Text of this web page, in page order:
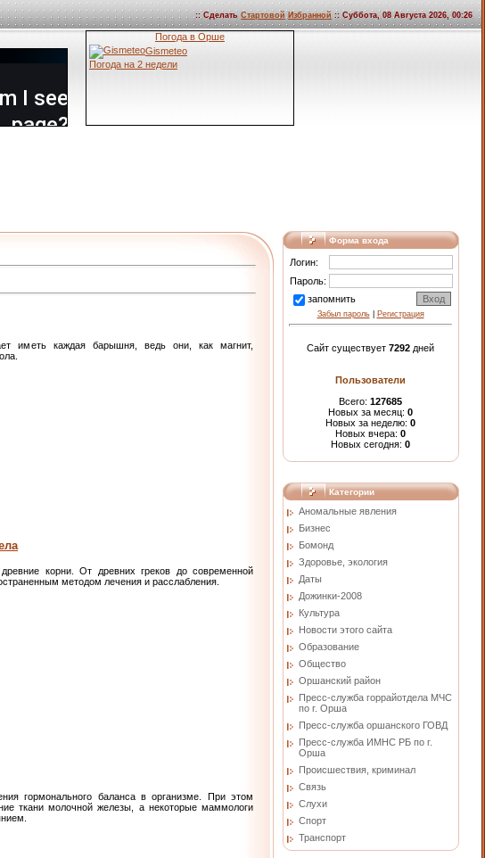
:: Сделать Стартовой Избранной :: Суббота, 08 Августа 2026, 00:26
Погода в Орше
Gismeteo
Погода на 2 недели
иметь каждая барышня, ведь они, как магнит,
корни. От древних греков до современной
методом лечения и расслабления.
гормонального баланса в организме. При этом
ткани молочной железы, а некоторые маммологи
Форма входа
Логин:
Пароль:
запомнить
Забыл пароль| Регистрация
Сайт существует 7292 дней
Пользователи
Всего: 127685
Новых за месяц: 0
Новых за неделю: 0
Новых вчера: 0
Новых сегодня: 0
Категории
Аномальные явления
Бизнес
Бомонд
Здоровье, экология
Даты
Дожинки-2008
Культура
Новости этого сайта
Образование
Общество
Оршанский район
Пресс-служба горрайотдела МЧС
по г. Орша
Пресс-служба оршанского ГОВД
Пресс-служба ИМНС РБ по г.
Орша
Проиcшествия, криминал
Связь
Слухи
Спорт
Транспорт